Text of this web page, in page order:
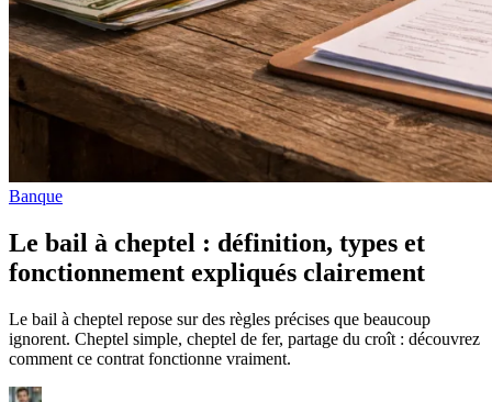
Banque
Le bail à cheptel : définition, types et
fonctionnement expliqués clairement
Le bail à cheptel repose sur des règles précises que beaucoup
ignorent. Cheptel simple, cheptel de fer, partage du croît : découvrez
comment ce contrat fonctionne vraiment.